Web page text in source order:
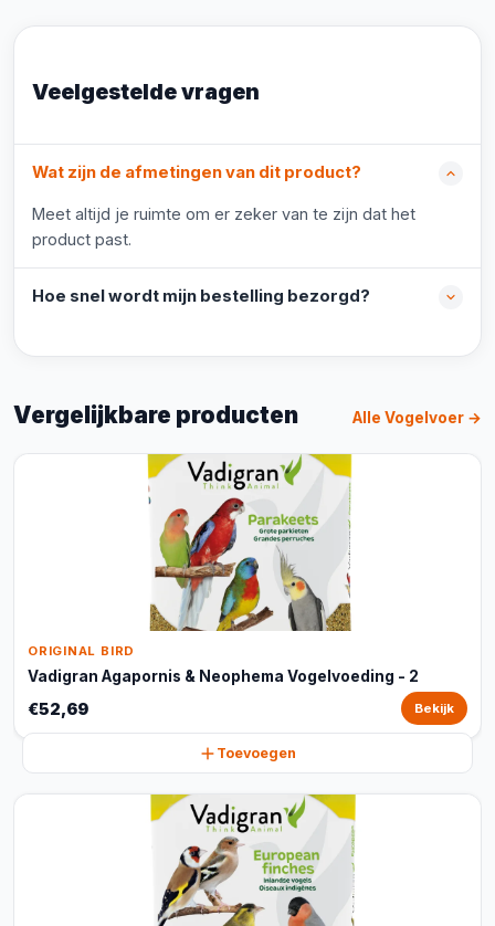
Veelgestelde vragen
Wat zijn de afmetingen van dit product?
Meet altijd je ruimte om er zeker van te zijn dat het
product past.
Hoe snel wordt mijn bestelling bezorgd?
Vergelijkbare producten Alle Vogelvoer →
ORIGINAL BIRD
Vadigran Agapornis & Neophema Vogelvoeding - 2
€52,69 Bekijk
Toevoegen